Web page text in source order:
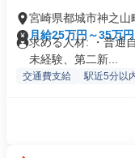
宮崎県都城市神之山
月給25万円～35万円
求める人材: ・普通
未経験、第二新...
交通費支給 駅近5分以